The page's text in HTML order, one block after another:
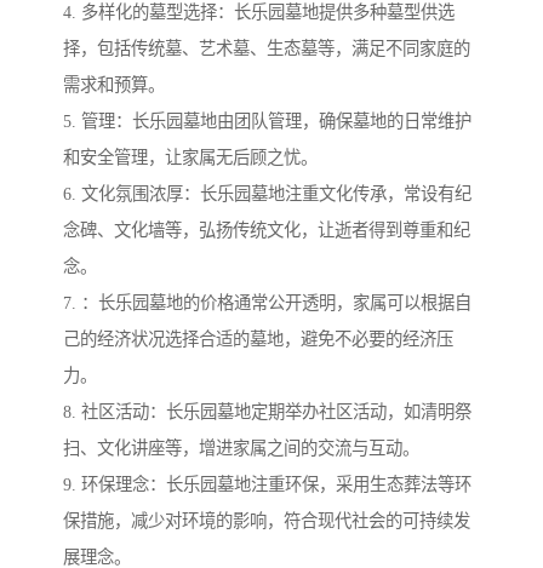
4. 多样化的墓型选择：长乐园墓地提供多种墓型供选
择，包括传统墓、艺术墓、生态墓等，满足不同家庭的
需求和预算。
5. 管理：长乐园墓地由团队管理，确保墓地的日常维护
和安全管理，让家属无后顾之忧。
6. 文化氛围浓厚：长乐园墓地注重文化传承，常设有纪
念碑、文化墙等，弘扬传统文化，让逝者得到尊重和纪
念。
7. ：长乐园墓地的价格通常公开透明，家属可以根据自
己的经济状况选择合适的墓地，避免不必要的经济压
力。
8. 社区活动：长乐园墓地定期举办社区活动，如清明祭
扫、文化讲座等，增进家属之间的交流与互动。
9. 环保理念：长乐园墓地注重环保，采用生态葬法等环
保措施，减少对环境的影响，符合现代社会的可持续发
展理念。